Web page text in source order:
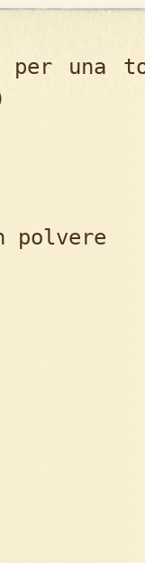
per una
polvere
15
1
1